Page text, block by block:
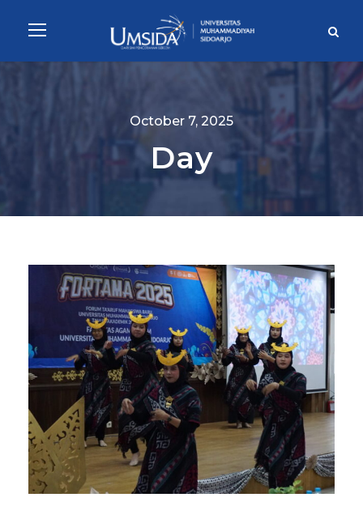
October 7, 2025
Day